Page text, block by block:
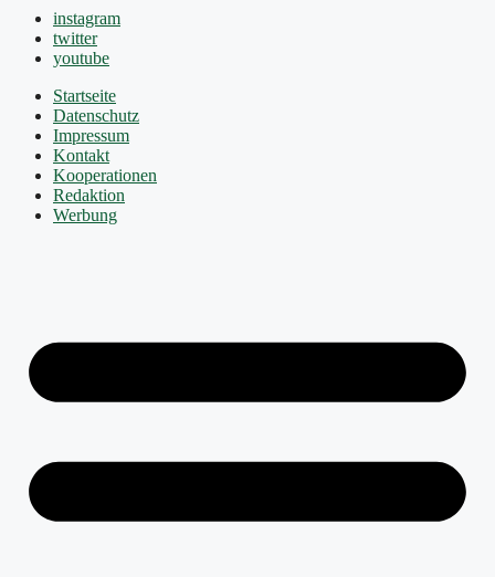
instagram
twitter
youtube
Startseite
Datenschutz
Impressum
Kontakt
Kooperationen
Redaktion
Werbung